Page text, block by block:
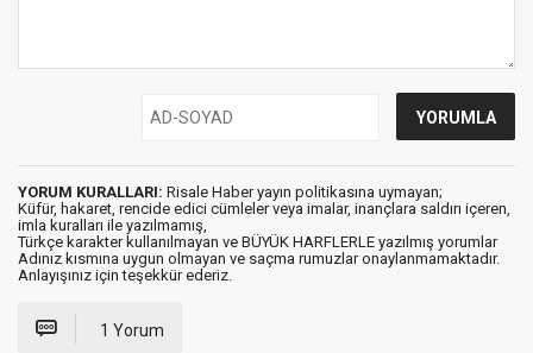
YORUM KURALLARI: Risale Haber yayın politikasına uymayan;
Küfür, hakaret, rencide edici cümleler veya imalar, inançlara saldırı içeren,
imla kuralları ile yazılmamış,
Türkçe karakter kullanılmayan ve BÜYÜK HARFLERLE yazılmış yorumlar
Adınız kısmına uygun olmayan ve saçma rumuzlar onaylanmamaktadır.
Anlayışınız için teşekkür ederiz.
1 Yorum